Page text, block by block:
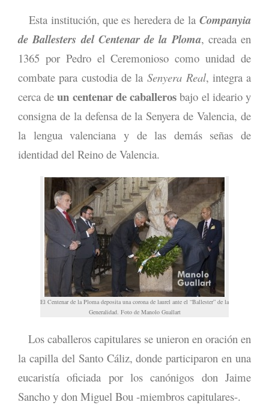
Esta institución, que es heredera de la Companyia
de Ballesters del Centenar de la Ploma, creada en
1365 por Pedro el Ceremonioso como unidad de
combate para custodia de laSenyera Real, integra a
cerca deun centenar de caballeros bajo el ideario y
consigna de la defensa de la Senyera de Valencia, de
la lengua valenciana y de las demás señas de
identidad del Reino de Valencia.
El Centenar de la Ploma deposita una corona de laurel ante el “Ballester” de la
Generalidad. Foto de Manolo Guallart
Los caballeros capitulares se unieron en oración en
la capilla del Santo Cáliz, donde participaron en una
eucaristía oficiada por los canónigos don Jaime
Sancho y don Miguel Bou -miembros capitulares-.